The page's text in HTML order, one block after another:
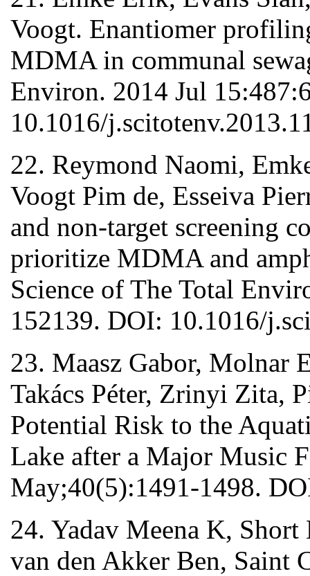
Voogt. Enantiomer
MDMA in communal
Environ. 2014 Jul
10.1016/
22. Reymond Naomi,
Voogt Pim de, Esseiva
and non-target screening
prioritize MDMA and
Science of The Total
152139. DOI: 10.1016/
23. Maasz Gabor, Molnar
Takács Péter, Zrinyi Zita,
Potential Risk to the
Lake after a Major Music
May;40(5):1491-1498.
24. Yadav Meena K,
van den Akker Ben, Saint